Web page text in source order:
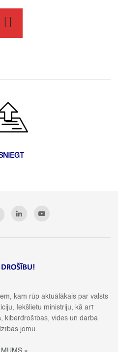
kam rūp aktuālākais par valsts
Iekšlietu ministriju, kā arī
kiberdrošības, vides un darba
jomu.